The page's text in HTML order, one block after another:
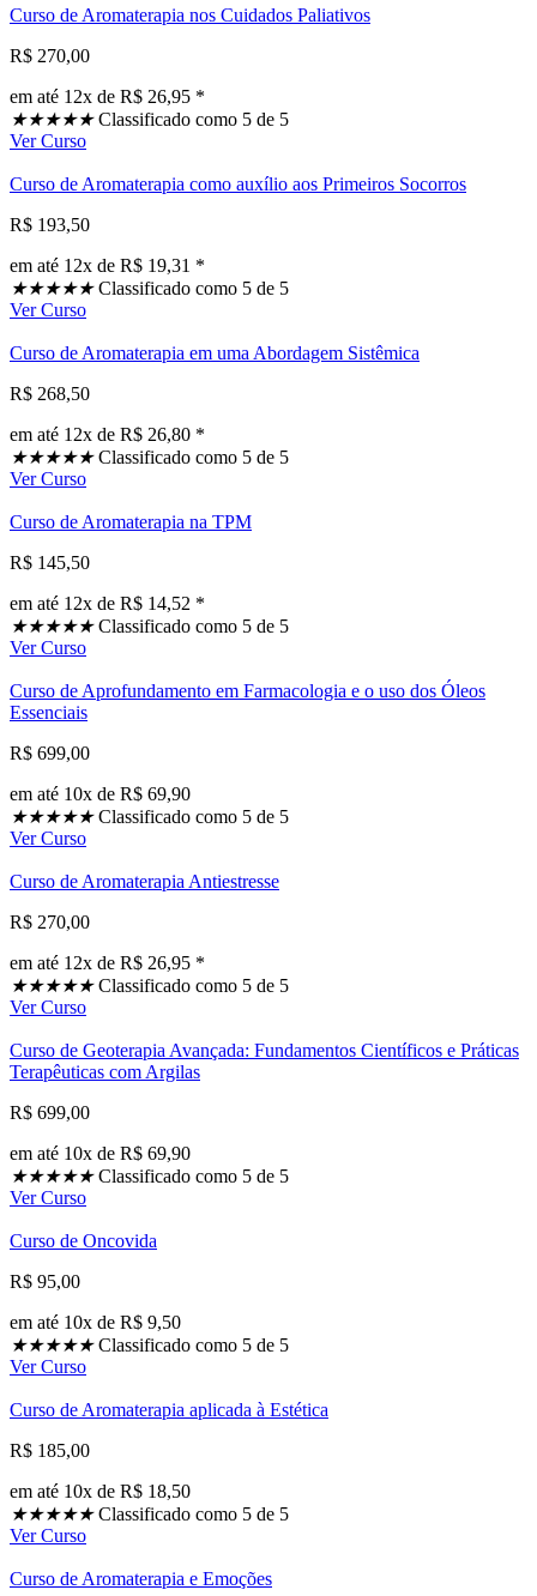
Curso de Aromaterapia nos Cuidados Paliativos
R$ 270,00
em até 12x de R$ 26,95 *
★★★★★ Classificado como 5 de 5
Ver Curso
Curso de Aromaterapia como auxílio aos Primeiros Socorros
R$ 193,50
em até 12x de R$ 19,31 *
★★★★★ Classificado como 5 de 5
Ver Curso
Curso de Aromaterapia em uma Abordagem Sistêmica
R$ 268,50
em até 12x de R$ 26,80 *
★★★★★ Classificado como 5 de 5
Ver Curso
Curso de Aromaterapia na TPM
R$ 145,50
em até 12x de R$ 14,52 *
★★★★★ Classificado como 5 de 5
Ver Curso
Curso de Aprofundamento em Farmacologia e o uso dos Óleos
Essenciais
R$ 699,00
em até 10x de R$ 69,90
★★★★★ Classificado como 5 de 5
Ver Curso
Curso de Aromaterapia Antiestresse
R$ 270,00
em até 12x de R$ 26,95 *
★★★★★ Classificado como 5 de 5
Ver Curso
Curso de Geoterapia Avançada: Fundamentos Científicos e Práticas
Terapêuticas com Argilas
R$ 699,00
em até 10x de R$ 69,90
★★★★★ Classificado como 5 de 5
Ver Curso
Curso de Oncovida
R$ 95,00
em até 10x de R$ 9,50
★★★★★ Classificado como 5 de 5
Ver Curso
Curso de Aromaterapia aplicada à Estética
R$ 185,00
em até 10x de R$ 18,50
★★★★★ Classificado como 5 de 5
Ver Curso
Curso de Aromaterapia e Emoções